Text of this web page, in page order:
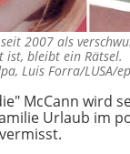
2007 als
ist, bleibt ein
Luis Forra/LUSA/
McCann wird
Urlaub im